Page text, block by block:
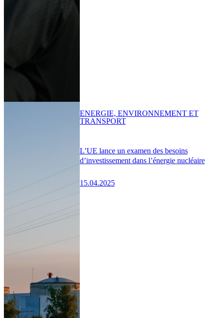
L’UE lance un examen des besoins
d’investissement dans l’énergie nucléaire
15.04.2025
ENERGIE, ENVIRONNEMENT ET
TRANSPORT